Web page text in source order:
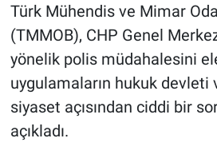
Türk Mühendis ve Mimar
(TMMOB), CHP Genel
yönelik polis müdahalesini
uygulamaların hukuk devleti
siyaset açısından ciddi bir
açıkladı.